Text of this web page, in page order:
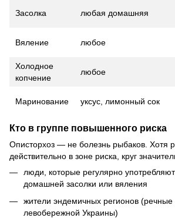
Засолка любая домашняя
Вяление любое
Холодное
копчение
любое
Маринование уксус, лимонный сок
Кто в группе повышенного риска
Описторхоз — не болезнь рыбаков. Хотя
действительно в зоне риска, круг
люди, которые регулярно
домашней засолки или вяления
жители эндемичных регионов
левобережной Украины)